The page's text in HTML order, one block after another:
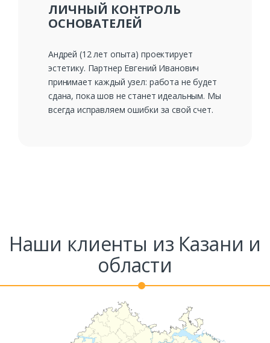
ЛИЧНЫЙ КОНТРОЛЬ
ОСНОВАТЕЛЕЙ
Андрей (12 лет опыта) проектирует
эстетику. Партнер Евгений Иванович
принимает каждый узел: работа не будет
сдана, пока шов не станет идеальным. Мы
всегда исправляем ошибки за свой счет.
Наши клиенты из Казани и
области